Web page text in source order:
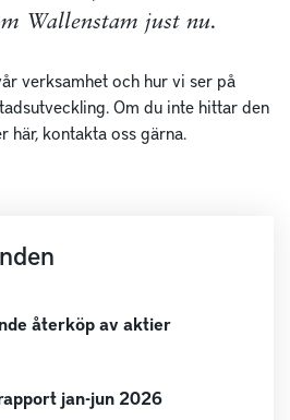
Wallenstam just nu.
verksamhet och hur vi ser på
Om du inte hittar den
här, kontakta oss gärna.
återköp av aktier
jan-jun 2026